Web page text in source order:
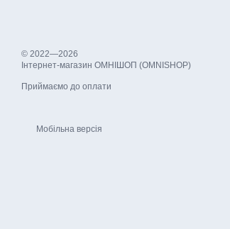
© 2022—2026
Інтернет-магазин ОМНІШОП (OMNISHOP)
Приймаємо до оплати
Мобільна версія